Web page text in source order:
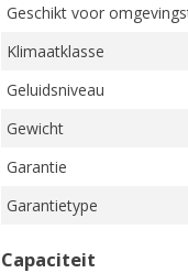
Geschikt voor
Klimaatklasse
Geluidsniveau
Gewicht
Garantie
Garantietype
Capaciteit